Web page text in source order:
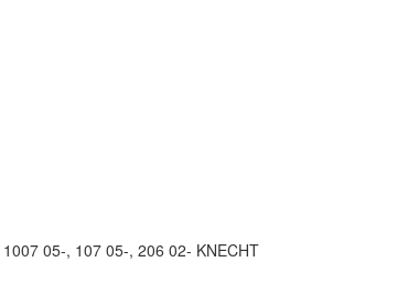
05-, 107 05-, 206 02- KNECHT